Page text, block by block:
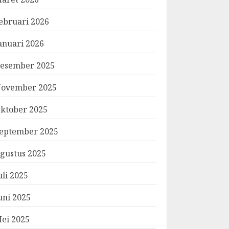
2026
2026
2025
2025
2025
2025
2025
2025
2025
2025